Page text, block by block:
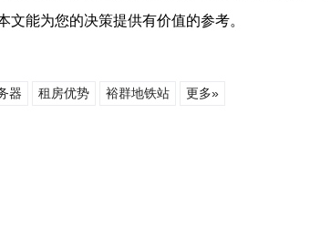
能为您的决策提供有价值的参考。
器 租房优势 裕群地铁站 更多»